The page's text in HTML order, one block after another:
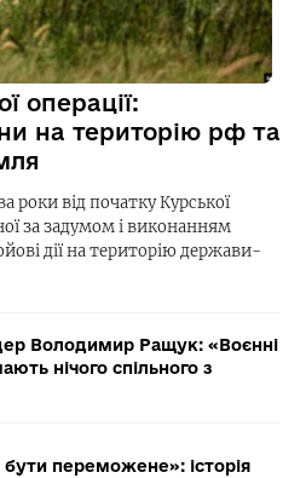
операції:
на територію рф та
роки від початку Курської
за задумом і виконанням
дії на територію держави-
Володимир Ращук: «Воєнні
нічого спільного з
переможене»: історія